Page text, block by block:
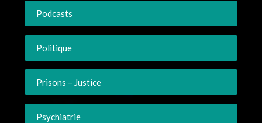
Podcasts
Politique
Prisons – Justice
Psychiatrie